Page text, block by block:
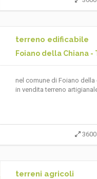
terreno edificabile
Foiano della Chiana
nel comune di Foiano
in vendita terreno
3600
terreni agricoli